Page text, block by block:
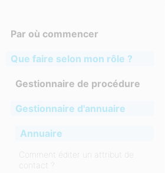
Par où commencer
Que faire selon mon rôle ?
Gestionnaire de procédure
Gestionnaire d'annuaire
Annuaire
Comment éditer un attribut de
contact ?